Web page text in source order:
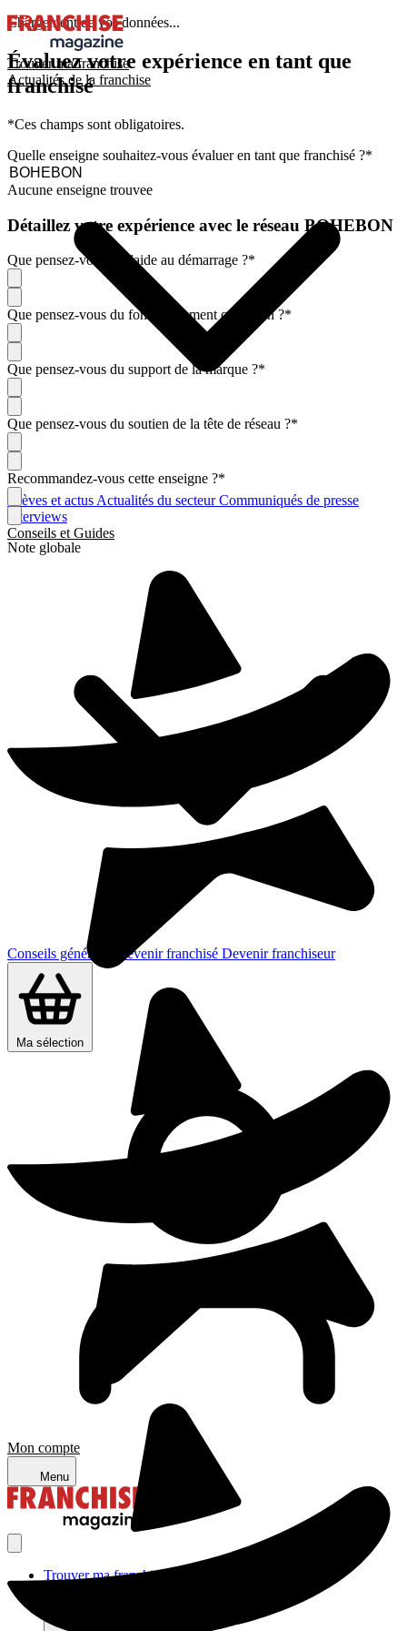
Trouver ma franchise
Actualités de la franchise
Brèves et actus Actualités du secteurCommuniqués de presse
Interviews
Conseils et Guides
Conseils généraux Devenir franchisé Devenir franchiseur
Ma sélection
Mon compte
Menu
Trouver ma franchise
Chargement de vos données...
Évaluez votre expérience en tant que
franchisé
*Ces champs sont obligatoires.
Quelle enseigne souhaitez-vous évaluer en tant que franchisé ?*
Aucune enseigne trouvee
Détaillez votre expérience avec le réseau BOHEBON
Que pensez-vous de l'aide au démarrage ?*
Que pensez-vous du fonctionnement quotidien ?*
Que pensez-vous du support de la marque ?*
Que pensez-vous du soutien de la tête de réseau ?*
Recommandez-vous cette enseigne ?*
Note globale